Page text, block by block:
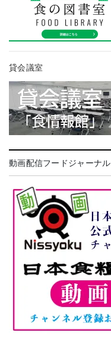
貸会議室
動画配信フードジャーナル